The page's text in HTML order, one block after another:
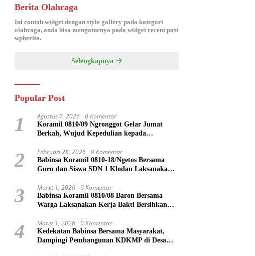
Berita Olahraga
Ini contoh widget dengan style gallery pada kategori
olahraga, anda bisa mengaturnya pada widget recent post
wpberita.
Selengkapnya
Popular Post
1 Agustus 7, 2026 0 Komentar
Koramil 0810/09 Ngronggot Gelar Jumat
Berkah, Wujud Kepedulian kepada
2 Februari 28, 2026 0 Komentar
Babinsa Koramil 0810-18/Ngetos Bersama
Guru dan Siswa SDN 1 Klodan Laksanakan
Polusi Udara
3 Maret 1, 2026 0 Komentar
Babinsa Koramil 0810/08 Baron Bersama
Warga Laksanakan Kerja Bakti Bersihkan
4 Maret 1, 2026 0 Komentar
Kedekatan Babinsa Bersama Masyarakat,
Dampingi Pembangunan KDKMP di Desa